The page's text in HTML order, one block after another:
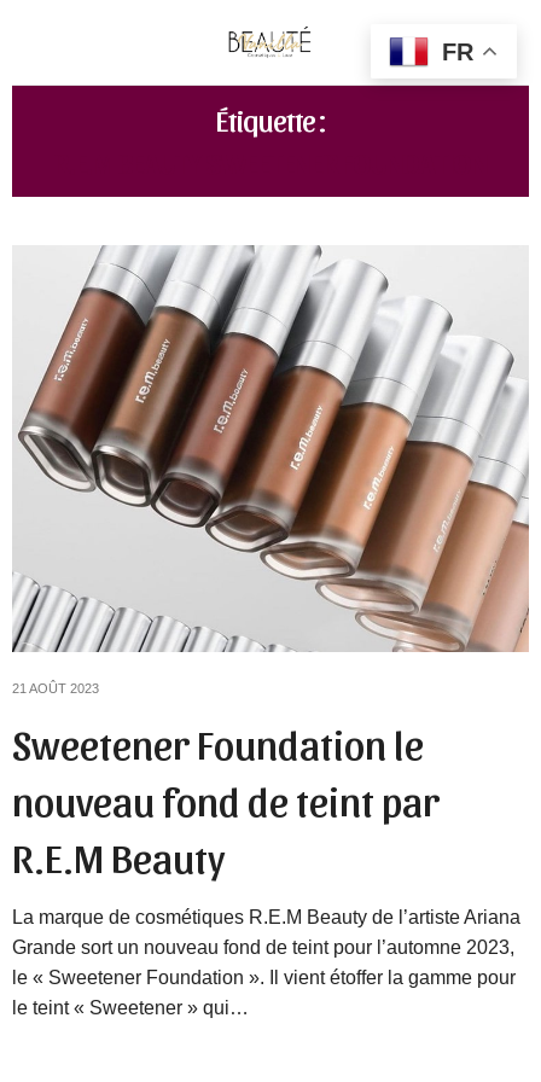
Étiquette :
21 AOÛT 2023
Sweetener Foundation le
nouveau fond de teint par
R.E.M Beauty
La marque de cosmétiques R.E.M Beauty de l’artiste Ariana
Grande sort un nouveau fond de teint pour l’automne 2023,
le « Sweetener Foundation ». Il vient étoffer la gamme pour
le teint « Sweetener » qui…
FR